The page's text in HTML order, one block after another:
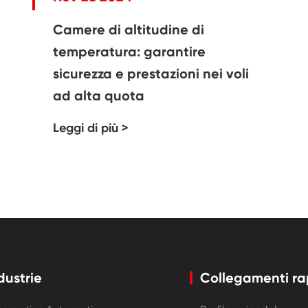
Congelare la camera di scongelamento
Camera di prova antideflagrante
dell'umidità
Camere di altitudine di
temperatura: garantire
sicurezza e prestazioni nei voli
ad alta quota
Leggi di più >
Collegamenti